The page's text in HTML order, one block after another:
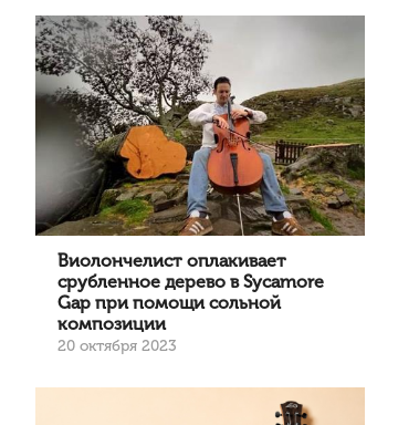
Виолончелист оплакивает
срубленное дерево в Sycamore
Gap при помощи сольной
композиции
20 октября 2023